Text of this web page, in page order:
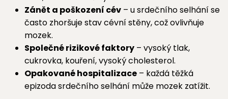
Zánět a poškození cév – u srdečního selhání se
často zhoršuje stav cévní stěny, což ovlivňuje
mozek.
Společné rizikové faktory – vysoký tlak,
cukrovka, kouření, vysoký cholesterol.
Opakované hospitalizace – každá těžká
epizoda srdečního selhání může mozek zatížit.